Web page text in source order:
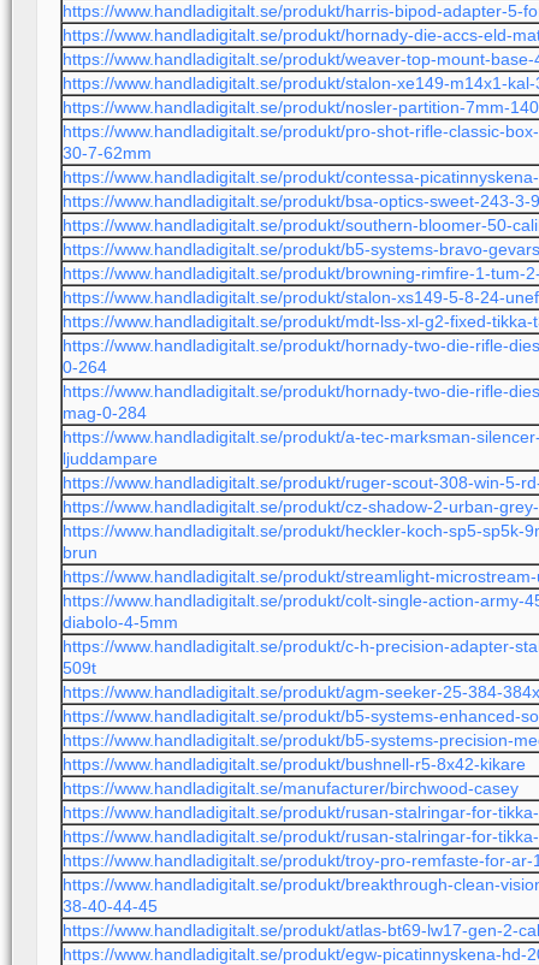
https://www.handladigitalt.se/produkt/harris-bipod-adapter-5-
https://www.handladigitalt.se/produkt/hornady-die-accs-eld-
https://www.handladigitalt.se/produkt/weaver-top-mount-
https://www.handladigitalt.se/produkt/stalon-xe149-m14x1-
https://www.handladigitalt.se/produkt/nosler-partition-7mm-
https://www.handladigitalt.se/produkt/pro-shot-rifle-classic-
30-7-62mm
https://www.handladigitalt.se/produkt/contessa-
https://www.handladigitalt.se/produkt/bsa-optics-sweet-243-
https://www.handladigitalt.se/produkt/southern-bloomer-50-
https://www.handladigitalt.se/produkt/b5-systems-bravo-
https://www.handladigitalt.se/produkt/browning-rimfire-1-tum-
https://www.handladigitalt.se/produkt/stalon-xs149-5-8-24-
https://www.handladigitalt.se/produkt/mdt-lss-xl-g2-fixed-
https://www.handladigitalt.se/produkt/hornady-two-die-rifle-
0-264
https://www.handladigitalt.se/produkt/hornady-two-die-rifle-
mag-0-284
https://www.handladigitalt.se/produkt/a-tec-marksman-
ljuddampare
https://www.handladigitalt.se/produkt/ruger-scout-308-win-5-
https://www.handladigitalt.se/produkt/cz-shadow-2-urban-
https://www.handladigitalt.se/produkt/heckler-koch-sp5-sp5k-
brun
https://www.handladigitalt.se/produkt/streamlight-
https://www.handladigitalt.se/produkt/colt-single-action-army-
diabolo-4-5mm
https://www.handladigitalt.se/produkt/c-h-precision-adapter-
509t
https://www.handladigitalt.se/produkt/agm-seeker-25-384-
https://www.handladigitalt.se/produkt/b5-systems-enhanced-
https://www.handladigitalt.se/produkt/b5-systems-precision-
https://www.handladigitalt.se/produkt/bushnell-r5-8x42-kikare
https://www.handladigitalt.se/manufacturer/birchwood-casey
https://www.handladigitalt.se/produkt/rusan-stalringar-for-
https://www.handladigitalt.se/produkt/rusan-stalringar-for-
https://www.handladigitalt.se/produkt/troy-pro-remfaste-for-ar-
https://www.handladigitalt.se/produkt/breakthrough-clean-
38-40-44-45
https://www.handladigitalt.se/produkt/atlas-bt69-lw17-gen-2-
https://www.handladigitalt.se/produkt/egw-picatinnyskena-hd-